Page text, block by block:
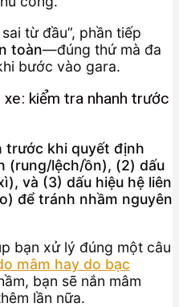
từ đầu”, phần tiếp
toàn—đúng thứ mà đa
bước vào gara.
kiểm tra nhanh trước
trước khi quyết định
(rung/lệch/ồn), (2) dấu
và (3) dấu hiệu hệ liên
để tránh nhầm nguyên
bạn xử lý đúng một câu
mâm hay do bạc
bạn sẽ nắn mâm
lần nữa.